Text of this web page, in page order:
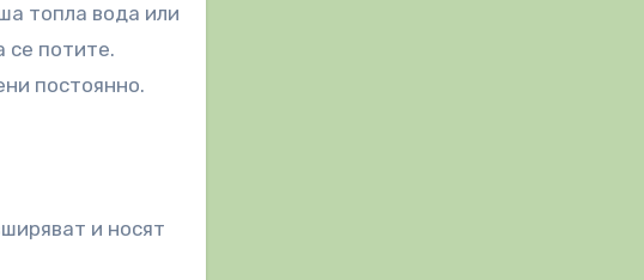
топла вода или
се потите.
постоянно.
и носят